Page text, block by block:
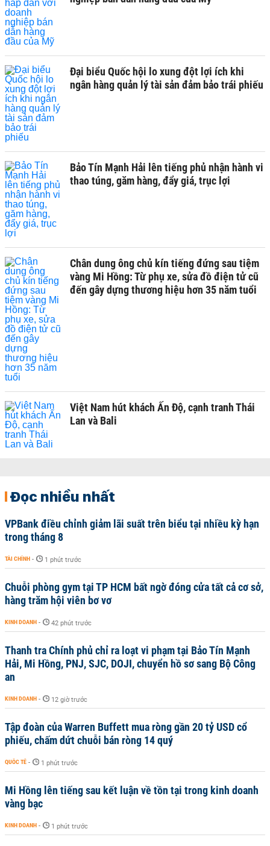
Đại biểu Quốc hội lo xung đột lợi ích khi
ngân hàng quản lý tài sản đảm bảo trái phiếu
Bảo Tín Mạnh Hải lên tiếng phủ nhận hành vi
thao túng, găm hàng, đẩy giá, trục lợi
Chân dung ông chủ kín tiếng đứng sau tiệm
vàng Mi Hồng: Từ phụ xe, sửa đồ điện tử cũ
đến gây dựng thương hiệu hơn 35 năm tuổi
Việt Nam hút khách Ấn Độ, cạnh tranh Thái
Lan và Bali
Đọc nhiều nhất
VPBank điều chỉnh giảm lãi suất trên biểu tại nhiều kỳ hạn
trong tháng 8
TÀI CHÍNH - 1 phút trước
Chuỗi phòng gym tại TP HCM bất ngờ đóng cửa tất cả cơ sở,
hàng trăm hội viên bơ vơ
KINH DOANH - 42 phút trước
Thanh tra Chính phủ chỉ ra loạt vi phạm tại Bảo Tín Mạnh
Hải, Mi Hồng, PNJ, SJC, DOJI, chuyển hồ sơ sang Bộ Công
an
KINH DOANH - 12 giờ trước
Tập đoàn của Warren Buffett mua ròng gần 20 tỷ USD cổ
phiếu, chấm dứt chuỗi bán ròng 14 quý
QUỐC TẾ - 1 phút trước
Mi Hồng lên tiếng sau kết luận về tồn tại trong kinh doanh
vàng bạc
KINH DOANH - 1 phút trước